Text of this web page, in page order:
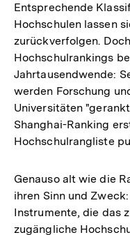
Entsprechende
Hochschulen lassen
zurückverfolgen.
Hochschulrankings
Jahrtausendwende:
werden Forschung
Universitäten
Shanghai-Ranking
Hochschulrangliste
Genauso alt wie die
ihren Sinn und
Instrumente, die das
zugängliche